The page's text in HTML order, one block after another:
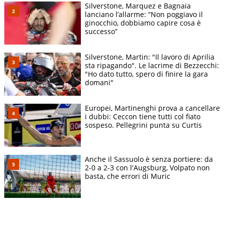
Silverstone, Marquez e Bagnaia
lanciano l’allarme: “Non poggiavo il
ginocchio, dobbiamo capire cosa è
successo”
Silverstone, Martin: "Il lavoro di Aprilia
sta ripagando". Le lacrime di Bezzecchi:
"Ho dato tutto, spero di finire la gara
domani"
Europei, Martinenghi prova a cancellare
i dubbi: Ceccon tiene tutti col fiato
sospeso. Pellegrini punta su Curtis
Anche il Sassuolo è senza portiere: da
2-0 a 2-3 con l'Augsburg, Volpato non
basta, che errori di Muric